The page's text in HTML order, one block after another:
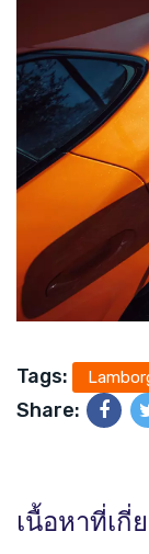
Tags:
Share:
เนื้อหาที่เกี่